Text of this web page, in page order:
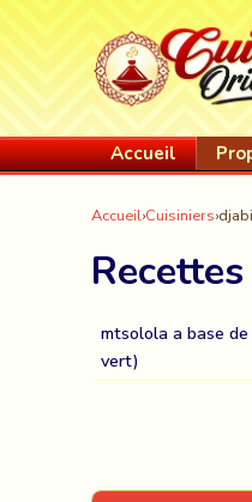
Accueil
Accueil›Cuisiniers›
mtsolola a base
vert)